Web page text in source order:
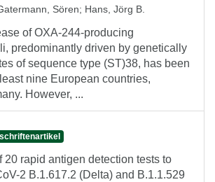
Sören; Hans, Jörg B.
of OXA-244-producing
predominantly driven by genetically
of sequence type (ST)38, has been
nine European countries,
However, ...
20 rapid antigen detection tests to
2 B.1.617.2 (Delta) and B.1.1.529